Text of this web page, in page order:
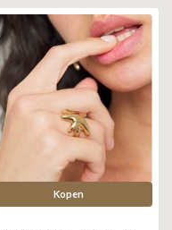
Kopen